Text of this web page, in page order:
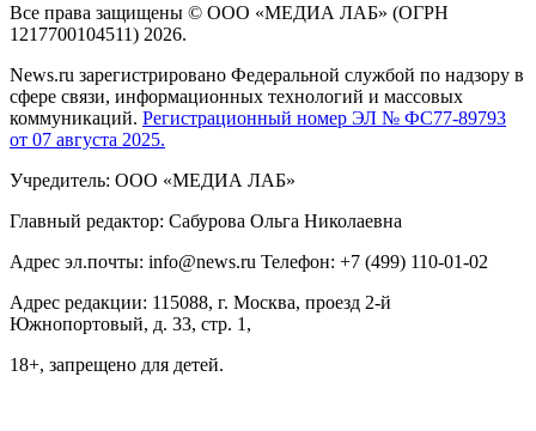
Все права защищены © ООО «МЕДИА ЛАБ» (ОГРН
1217700104511) 2026.
News.ru зарегистрировано Федеральной службой по надзору в
сфере связи, информационных технологий и массовых
коммуникаций. Регистрационный номер ЭЛ № ФС77-89793
от 07 августа 2025.
Учредитель: ООО «МЕДИА ЛАБ»
Главный редактор: Сабурова Ольга Николаевна
Адрес эл.почты: info@news.ru Телефон: +7 (499) 110-01-02
Адрес редакции: 115088, г. Москва, проезд 2-й
Южнопортовый, д. 33, стр. 1,
18+, запрещено для детей.